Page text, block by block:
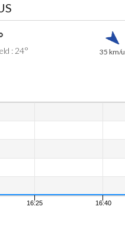
: 24° 35 km/u
16:25 16:40